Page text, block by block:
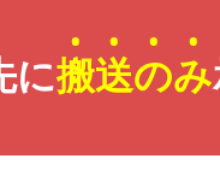
に搬送のみ